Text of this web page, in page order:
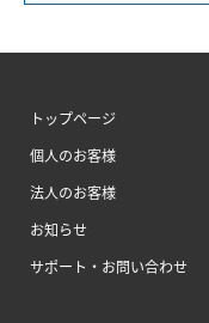
トップページ
個人のお客様
法人のお客様
お知らせ
サポート・お問い合わせ